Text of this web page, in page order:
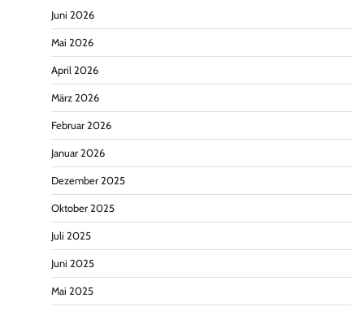
Juni 2026
Mai 2026
April 2026
März 2026
Februar 2026
Januar 2026
Dezember 2025
Oktober 2025
Juli 2025
Juni 2025
Mai 2025